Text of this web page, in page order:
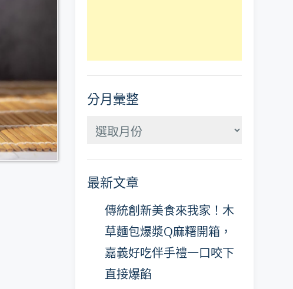
分月彙整
分
整
最新文章
傳統創新美食來我家！木
草麵包爆漿Q麻糬開箱，
嘉義好吃伴手禮一口咬下
直接爆餡